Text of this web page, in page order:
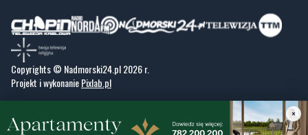
Copyrights © Nadmorski24.pl 2026 r.
Projekt i wykonaniePixlab.pl
×